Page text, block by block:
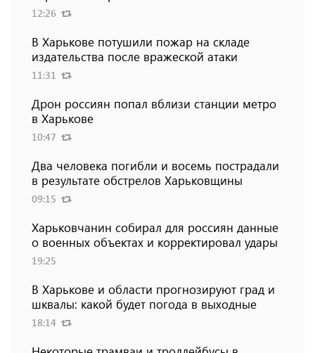
12:26
В Харькове потушили пожар на складе
издательства после вражеской атаки
11:31
Дрон россиян попал вблизи станции метро
в Харькове
10:47
Два человека погибли и восемь пострадали
в результате обстрелов Харьковщины
09:15
Харьковчанин собирал для россиян данные
о военных объектах и ​​корректировал удары
19:25
В Харькове и области прогнозируют град и
шквалы: какой будет погода в выходные
18:14